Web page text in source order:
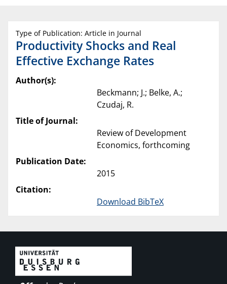
Type of Publication: Article in Journal
Productivity Shocks and Real
Effective Exchange Rates
Author(s):
Beckmann; J.; Belke, A.;
Czudaj, R.
Title of Journal:
Review of Development
Economics, forthcoming
Publication Date:
2015
Citation:
Download BibTeX